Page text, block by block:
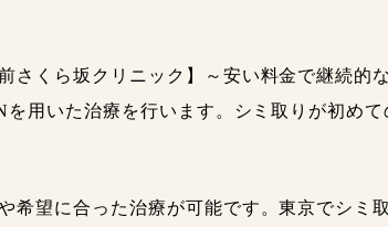
さくら坂クリニック】～安い料金で継続的
用いた治療を行います。シミ取りが初め
希望に合った治療が可能です。東京でシミ